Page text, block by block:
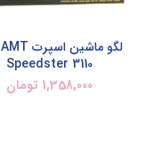
Speedster 3110
1,358,000 تومان